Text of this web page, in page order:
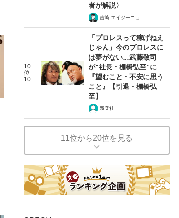
者が解説〉
吉崎 エイジーニョ
10
位
10
「プロレスって稼げねえ
じゃん」今のプロレスに
は夢がない…武藤敬司
が“社長・棚橋弘至”に
『望むこと・不安に思う
こと』【引退・棚橋弘
至】
双葉社
11位から20位を見る